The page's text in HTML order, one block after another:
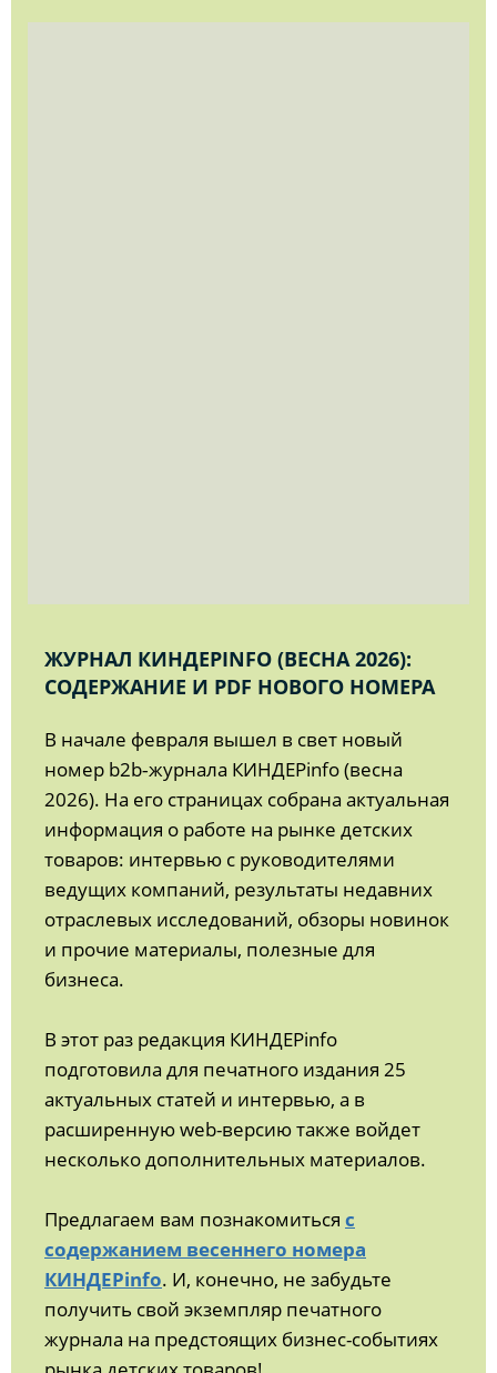
ЖУРНАЛ КИНДЕРINFO (ВЕСНА 2026):
СОДЕРЖАНИЕ И PDF НОВОГО НОМЕРА
В начале февраля вышел в свет новый
номер b2b‑журнала КИНДЕРinfo (весна
2026). На его страницах собрана актуальная
информация о работе на рынке детских
товаров: интервью с руководителями
ведущих компаний, результаты недавних
отраслевых исследований, обзоры новинок
и прочие материалы, полезные для
бизнеса.
В этот раз редакция КИНДЕРinfo
подготовила для печатного издания 25
актуальных статей и интервью, а в
расширенную web-версию также войдет
несколько дополнительных материалов.
Предлагаем вам познакомиться с
содержанием весеннего номера
КИНДЕРinfo. И, конечно, не забудьте
получить свой экземпляр печатного
журнала на предстоящих бизнес-событиях